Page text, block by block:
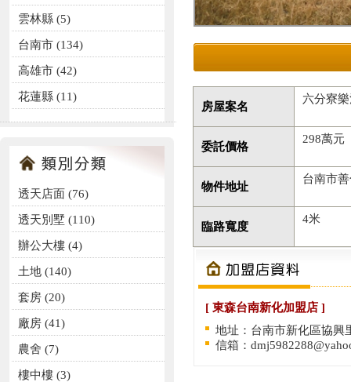
雲林縣 (5)
台南市 (134)
高雄市 (42)
花蓮縣 (11)
透天店面 (76)
透天別墅 (110)
辦公大樓 (4)
土地 (140)
套房 (20)
廠房 (41)
農舍 (7)
樓中樓 (3)
房屋案名
六分寮
委託價格
298萬元
物件地址
台南市
臨路寬度
4米
[ 東森台南新化加盟店 ]
地址：台南市新化區協興
信箱：